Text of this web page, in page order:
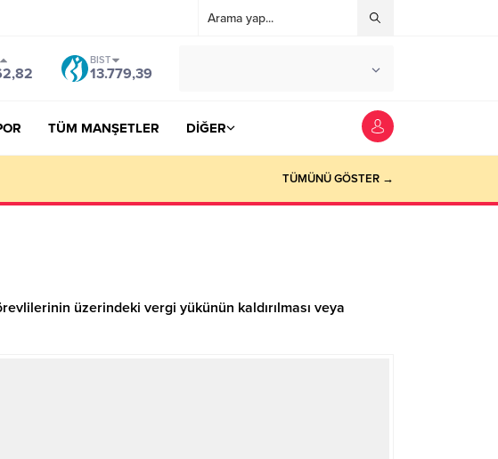
BIST
13.779,39
TÜM MANŞETLER DİĞER
TÜMÜNÜ GÖSTER →
üzerindeki vergi yükünün kaldırılması veya